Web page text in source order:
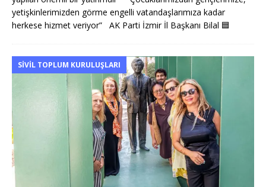
yetişkinlerimizden görme engelli vatandaşlarımıza kadar
herkese hizmet veriyor” AK Parti İzmir İl Başkanı Bilal 🟦
SIVIL TOPLUM KURULUŞLARI